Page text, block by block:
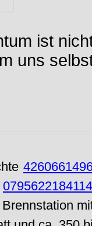
ist
uns
0795622184114
Brennstation